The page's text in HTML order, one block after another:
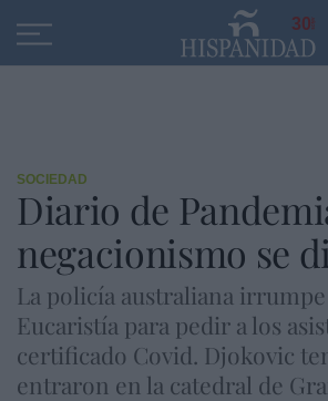
30
SOCIEDAD
Diario de
negacionismo se
La policía australiana
Eucaristía para pedir a los
certificado Covid. Djokovic
entraron en la catedral de